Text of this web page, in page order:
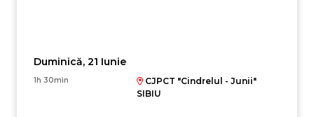
Duminică, 21 Iunie
1h 30min
CJPCT "Cindrelul - Junii"
SIBIU